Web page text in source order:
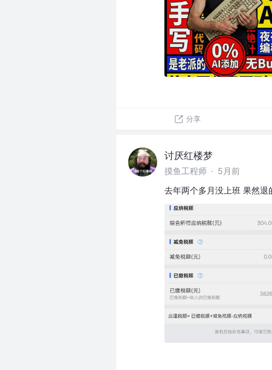
分享
讨厌红楼梦
摸鱼工程师 · 5月前
去年两个多月没上班 果然退